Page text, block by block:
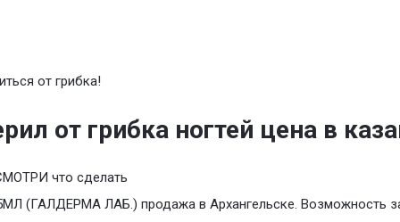
от грибка!
от грибка ногтей цена в
что сделать
(ГАЛДЕРМА ЛАБ.) продажа в Архангельске. Возможность